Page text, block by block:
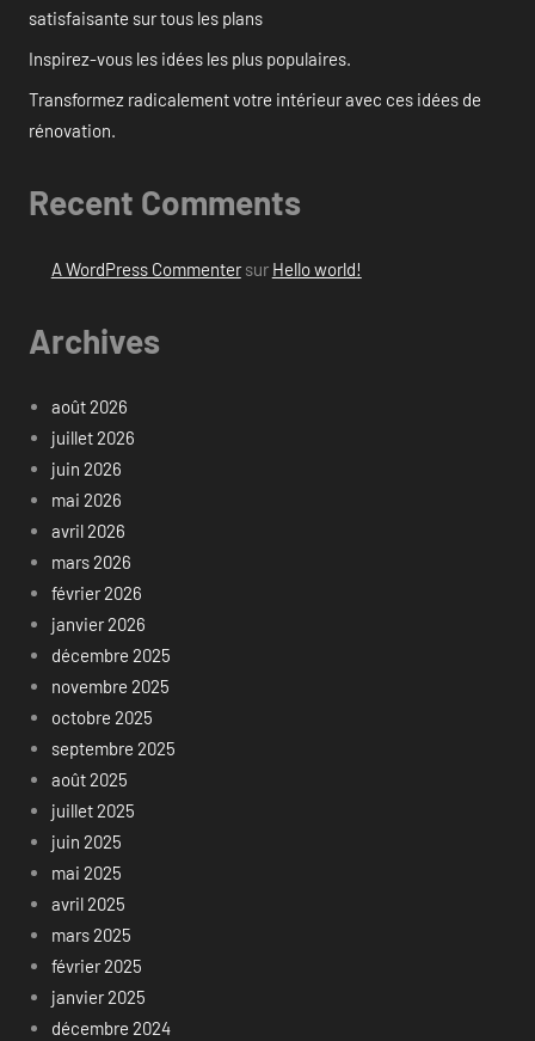
satisfaisante sur tous les plans
Inspirez-vous les idées les plus populaires.
Transformez radicalement votre intérieur avec ces idées de
rénovation.
Recent Comments
A WordPress Commentersur Hello world!
Archives
août 2026
juillet 2026
juin 2026
mai 2026
avril 2026
mars 2026
février 2026
janvier 2026
décembre 2025
novembre 2025
octobre 2025
septembre 2025
août 2025
juillet 2025
juin 2025
mai 2025
avril 2025
mars 2025
février 2025
janvier 2025
décembre 2024